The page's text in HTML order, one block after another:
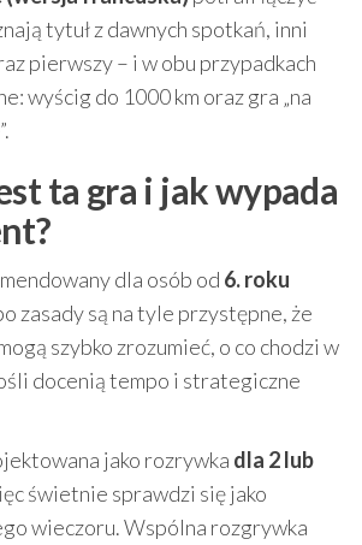
tytuł z dawnych spotkań, inni
pierwszy – i w obu przypadkach
wyścig do 1000 km oraz gra „na
ta gra i jak wypada
dla osób od 6. roku
zasady są na tyle przystępne, że
szybko zrozumieć, o co chodzi w
docenią tempo i strategiczne
jako rozrywka dla 2 lub
świetnie sprawdzi się jako
wieczoru. Wspólna rozgrywka